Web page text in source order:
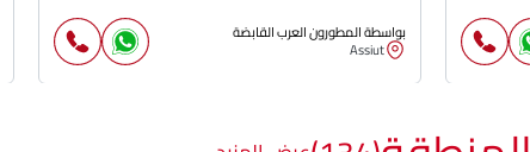
بواسطة المطورون العرب القابضة
Assiut